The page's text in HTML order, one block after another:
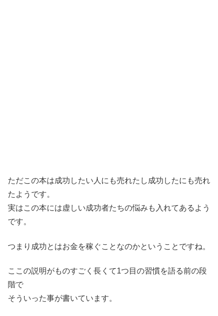
ただこの本は成功したい人にも売れたし成功したにも売れ
たようです。
実はこの本には虚しい成功者たちの悩みも入れてあるよう
です。
つまり成功とはお金を稼ぐことなのかということですね。
ここの説明がものすごく長くて1つ目の習慣を語る前の段
階で
そういった事が書いています。